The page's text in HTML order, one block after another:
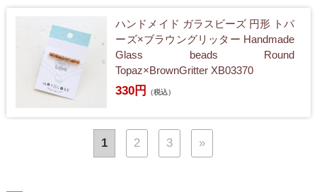
ハンドメイド ガラスビーズ 円形 トパ
ーズ×ブラウングリッター Handmade
Glass beads Round
Topaz×BrownGritter XB03370
330円 （税込）
1 2 3 »